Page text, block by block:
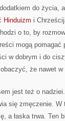
do życia,
Hinduizm i
o to, by
mogą
w dobrym i do
że nawet
jest też o
się zmęczenie. W
a łaska trwa.